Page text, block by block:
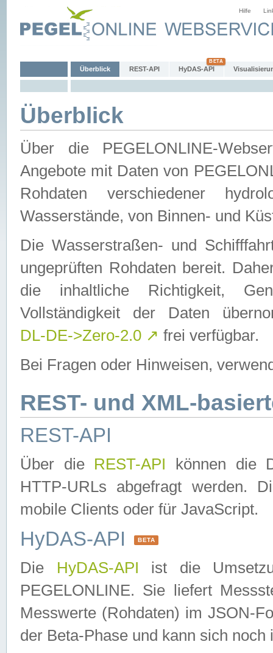
Hilfe
Überblick REST-API HyDAS-API
Überblick
Über die PEGELONLINE-
Angebote mit Daten von
Rohdaten verschiedener
Wasserstände, von Binnen- und
Die Wasserstraßen- und
ungeprüften Rohdaten bereit.
die inhaltliche Richtigkeit,
Vollständigkeit der Daten
DL-DE->Zero-2.0 ↗ frei verfügbar.
Bei Fragen oder Hinweisen,
REST- und XML-
REST-API
Über die REST-API können die
HTTP-URLs abgefragt werden.
mobile Clients oder für JavaScript.
HyDAS-API BETA
Die HyDAS-API ist die
PEGELONLINE. Sie liefert
Messwerte (Rohdaten) im JSON-
der Beta-Phase und kann sich noch